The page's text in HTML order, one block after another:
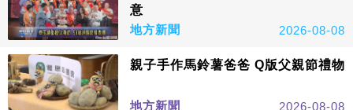
意
地方新聞
2026-08-08
親子手作馬鈴薯爸爸 Q版父親節禮物
地方新聞 2026-08-08